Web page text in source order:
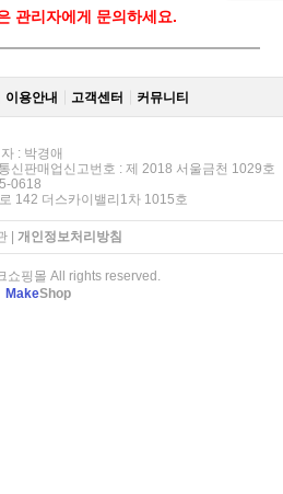
관리자에게 문의하세요.
이용안내 고객센터 커뮤니티
: 박경애
신판매업신고번호 : 제 2018 서울금천 1029호
0618
142 더스카이밸리1차 1015호
| 개인정보처리방침
핑몰 All rights reserved.
MakeShop